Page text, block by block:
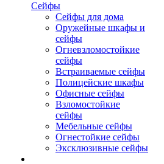
Сейфы
Сейфы для дома
Оружейные шкафы и
сейфы
Огневзломостойкие
сейфы
Встраиваемые сейфы
Полицейские шкафы
Офисные сейфы
Взломостойкие
сейфы
Мебельные сейфы
Огнестойкие сейфы
Эксклюзивные сейфы